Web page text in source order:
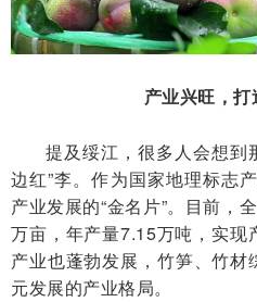
产业兴旺，
提及绥江，很多人会想到
边红”李。作为国家地理标志
产业发展的“金名片”。目前，
万亩，年产量7.15万吨，实
产业也蓬勃发展，竹笋、竹
元发展的产业格局。